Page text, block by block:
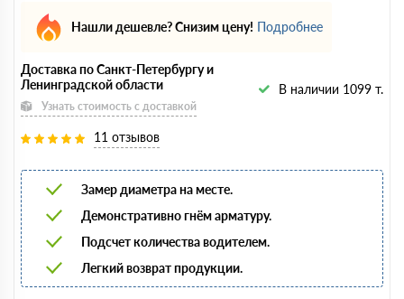
Нашли дешевле? Снизим цену! Подробнее
Доставка по Санкт-Петербургу и
Ленинградской области
Узнать стоимость с доставкой
В наличии 1099 т.
11 отзывов
Замер диаметра на месте.
Демонстративно гнём арматуру.
Подсчет количества водителем.
Легкий возврат продукции.